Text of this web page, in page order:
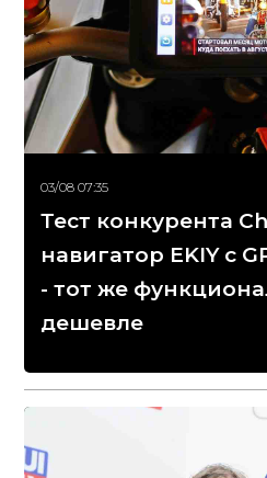
03/08 07:35
Тест конкурента
навигатор EKIY с
- тот же
дешевле